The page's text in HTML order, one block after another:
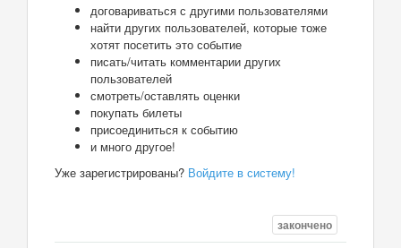
договариваться с другими пользователями
найти других пользователей, которые тоже
хотят посетить это событие
писать/читать комментарии других
пользователей
смотреть/оставлять оценки
покупать билеты
присоединиться к событию
и много другое!
Уже зарегистрированы? Войдите в систему!
закончено